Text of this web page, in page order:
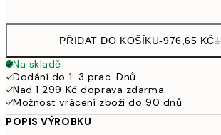
PŘIDAT DO KOŠÍKU-976,65 KČ
Na skladě
Dodání do 1-3 prac. Dnů
Nad 1 299 Kč doprava zdarma.
Možnost vrácení zboží do 90 dnů
POPIS VÝROBKU